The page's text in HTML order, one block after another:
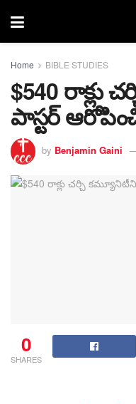
Home BIBLE STUDIES
$540 రాక్లు
పాస్టర్
by Benjamin Gaini
0
SHARES